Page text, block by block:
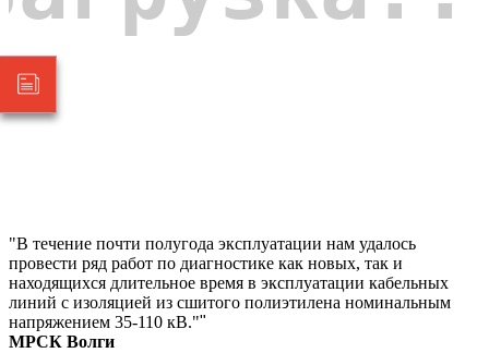
"В течение почти полугода эксплуатации нам удалось
провести ряд работ по диагностике как новых, так и
находящихся длительное время в эксплуатации кабельных
линий с изоляцией из сшитого полиэтилена номинальным
напряжением 35-110 кВ.""
МРСК Волги